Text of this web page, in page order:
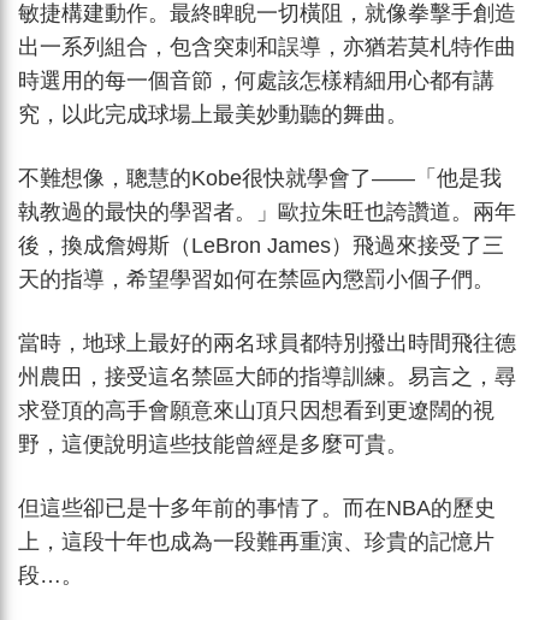
敏捷構建動作。最終睥睨一切橫阻，就像拳擊手創造
出一系列組合，包含突刺和誤導，亦猶若莫札特作曲
時選用的每一個音節，何處該怎樣精細用心都有講
究，以此完成球場上最美妙動聽的舞曲。
不難想像，聰慧的Kobe很快就學會了——「他是我
執教過的最快的學習者。」歐拉朱旺也誇讚道。兩年
後，換成詹姆斯（LeBron James）飛過來接受了三
天的指導，希望學習如何在禁區內懲罰小個子們。
當時，地球上最好的兩名球員都特別撥出時間飛往德
州農田，接受這名禁區大師的指導訓練。易言之，尋
求登頂的高手會願意來山頂只因想看到更遼闊的視
野，這便說明這些技能曾經是多麼可貴。
但這些卻已是十多年前的事情了。而在NBA的歷史
上，這段十年也成為一段難再重演、珍貴的記憶片
段…。